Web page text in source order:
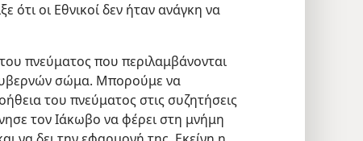
ότι οι Εθνικοί δεν ήταν ανάγκη να
πνεύματος που περιλαμβάνονται
σώμα. Μπορούμε να
του πνεύματος στις συζητήσεις
τον Ιάκωβο να φέρει στη μνήμη